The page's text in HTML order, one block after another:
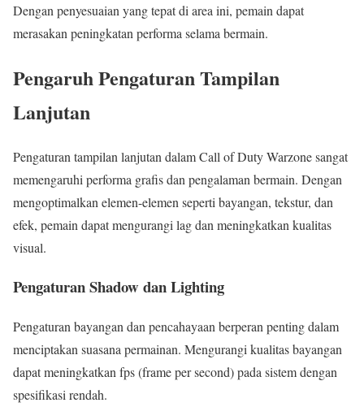
Dengan penyesuaian yang tepat di area ini, pemain dapat
merasakan peningkatan performa selama bermain.
Pengaruh Pengaturan Tampilan
Lanjutan
Pengaturan tampilan lanjutan dalam Call of Duty Warzone sangat
memengaruhi performa grafis dan pengalaman bermain. Dengan
mengoptimalkan elemen-elemen seperti bayangan, tekstur, dan
efek, pemain dapat mengurangi lag dan meningkatkan kualitas
visual.
Pengaturan Shadow dan Lighting
Pengaturan bayangan dan pencahayaan berperan penting dalam
menciptakan suasana permainan. Mengurangi kualitas bayangan
dapat meningkatkan fps (frame per second) pada sistem dengan
spesifikasi rendah.